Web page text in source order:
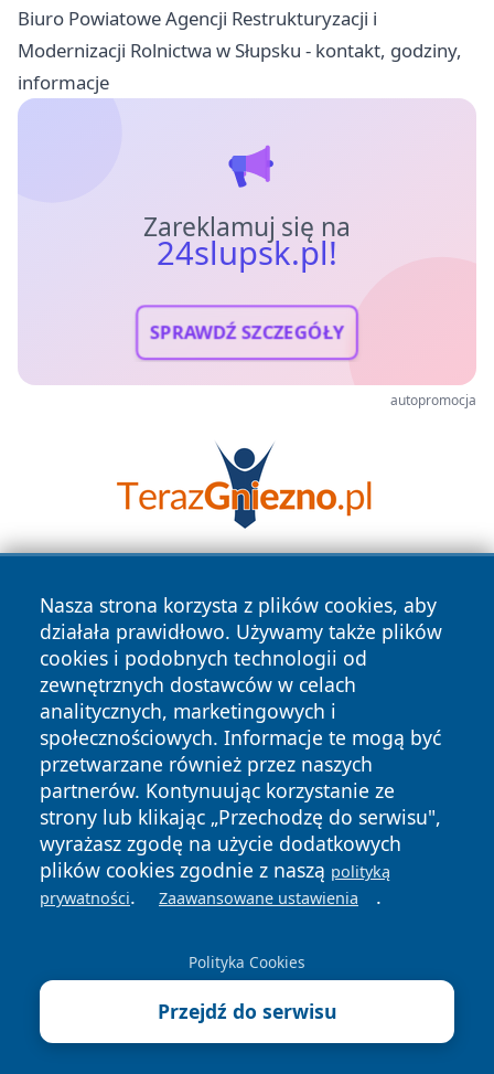
Biuro Powiatowe Agencji Restrukturyzacji i
Modernizacji Rolnictwa w Słupsku - kontakt, godziny,
informacje
Zareklamuj się na
24slupsk.pl!
SPRAWDŹ SZCZEGÓŁY
autopromocja
Nasza strona korzysta z plików cookies, aby
działała prawidłowo. Używamy także plików
cookies i podobnych technologii od
zewnętrznych dostawców w celach
analitycznych, marketingowych i
społecznościowych. Informacje te mogą być
przetwarzane również przez naszych
partnerów. Kontynuując korzystanie ze
strony lub klikając „Przechodzę do serwisu",
wyrażasz zgodę na użycie dodatkowych
plików cookies zgodnie z naszą polityką
prywatności. Zaawansowane ustawienia .
Polityka Cookies
Przejdź do serwisu
Copyright © 2026 24slupsk.pl Wszystkie prawa zastrzeżone.
News Autorzy
Polityka
Prywatności
Polityka
Cookies